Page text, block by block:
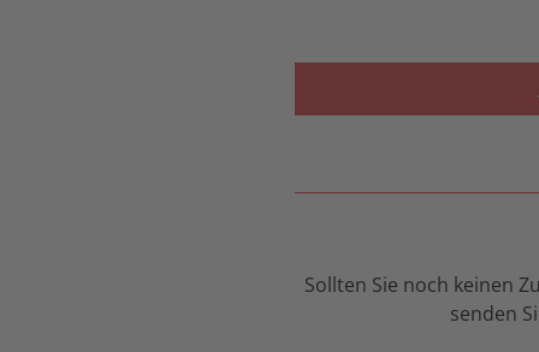
Sollten Sie noch keinen
senden